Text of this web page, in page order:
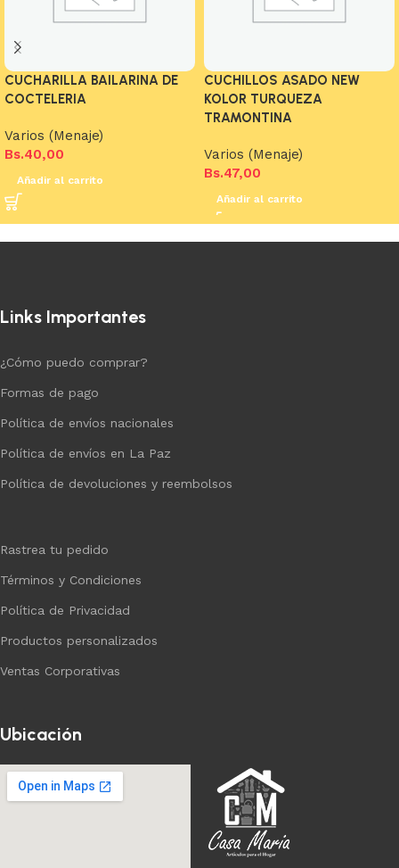
CUCHARILLA BAILARINA DE
COCTELERIA
Varios (Menaje)
Bs.40,00
Añadir al carrito
CUCHILLOS ASADO NEW
KOLOR TURQUEZA
TRAMONTINA
Varios (Menaje)
Bs.47,00
Añadir al carrito
Links Importantes
¿Cómo puedo comprar?
Formas de pago
Política de envíos nacionales
Política de envíos en La Paz
Política de devoluciones y reembolsos
Rastrea tu pedido
Términos y Condiciones
Política de Privacidad
Productos personalizados
Ventas Corporativas
Ubicación